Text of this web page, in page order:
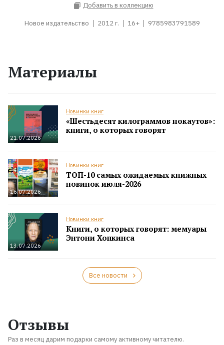
Добавить в коллекцию
Новое издательство 2012 г. 16+ 9785983791589
Материалы
21.07.2026
Новинки книг
«Шестьдесят килограммов нокаутов»:
книги, о которых говорят
16.07.2026
Новинки книг
ТОП-10 самых ожидаемых книжных
новинок июля-2026
13.07.2026
Новинки книг
Книги, о которых говорят: мемуары
Энтони Хопкинса
Все новости
Отзывы
Раз в месяц дарим подарки самому активному читателю.